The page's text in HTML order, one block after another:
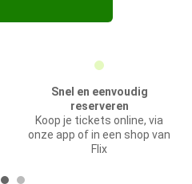
Snel en eenvoudig
reserveren
Koop je tickets online, via
onze app of in een shop van
Flix